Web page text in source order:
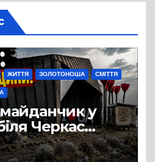
ЖИТТЯ ЗОЛОТОНОША СМІТТЯ
у
Черкас
на занедбане